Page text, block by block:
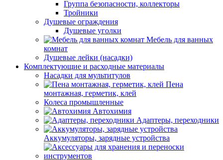
Группа безопасности, коллекторы
Тройники
Душевые ограждения
Душевые уголки
Мебель для ванных
комнат
Душевые лейки (насадки)
Комплектующие и расходные материалы
Насадки для мультитулов
Пена
монтажная, герметик, клей
Колеса промышленные
Автохимия
Адаптеры, переходники
Аккумуляторы, зарядные устройства